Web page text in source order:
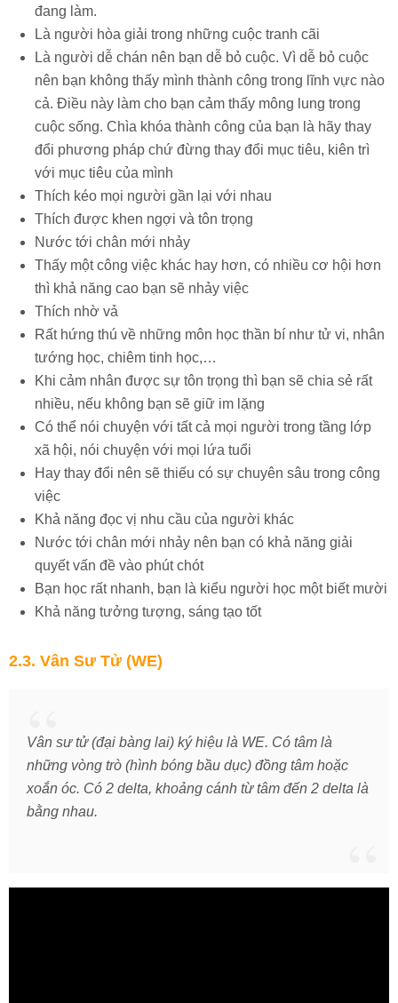
đang làm.
Là người hòa giải trong những cuộc tranh cãi
Là người dễ chán nên bạn dễ bỏ cuộc. Vì dễ bỏ cuộc
nên bạn không thấy mình thành công trong lĩnh vực nào
cả. Điều này làm cho bạn cảm thấy mông lung trong
cuộc sống. Chìa khóa thành công của bạn là hãy thay
đổi phương pháp chứ đừng thay đổi mục tiêu, kiên trì
với mục tiêu của mình
Thích kéo mọi người gần lại với nhau
Thích được khen ngợi và tôn trọng
Nước tới chân mới nhảy
Thấy một công việc khác hay hơn, có nhiều cơ hội hơn
thì khả năng cao bạn sẽ nhảy việc
Thích nhờ vả
Rất hứng thú về những môn học thần bí như tử vi, nhân
tướng học, chiêm tinh học,…
Khi cảm nhân được sự tôn trọng thì bạn sẽ chia sẻ rất
nhiều, nếu không bạn sẽ giữ im lặng
Có thể nói chuyện với tất cả mọi người trong tầng lớp
xã hội, nói chuyện với mọi lứa tuổi
Hay thay đổi nên sẽ thiếu có sự chuyên sâu trong công
việc
Khả năng đọc vị nhu cầu của người khác
Nước tới chân mới nhảy nên bạn có khả năng giải
quyết vấn đề vào phút chót
Bạn học rất nhanh, bạn là kiểu người học một biết mười
Khả năng tưởng tượng, sáng tạo tốt
2.3. Vân Sư Tử (WE)
Vân sư tử (đại bàng lai) ký hiệu là WE. Có tâm là
những vòng trò (hình bóng bầu dục) đồng tâm hoặc
xoắn óc. Có 2 delta, khoảng cánh từ tâm đến 2 delta là
bằng nhau.